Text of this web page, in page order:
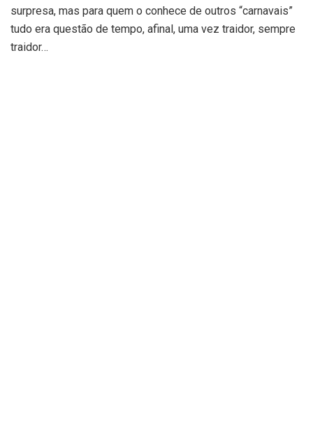
surpresa, mas para quem o conhece de outros “carnavais”
tudo era questão de tempo, afinal, uma vez traidor, sempre
traidor…